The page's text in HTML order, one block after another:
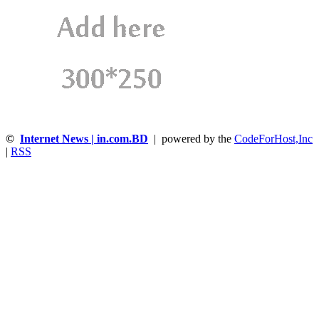
© Internet News | in.com.BD | powered by the CodeForHost,Inc
RSS